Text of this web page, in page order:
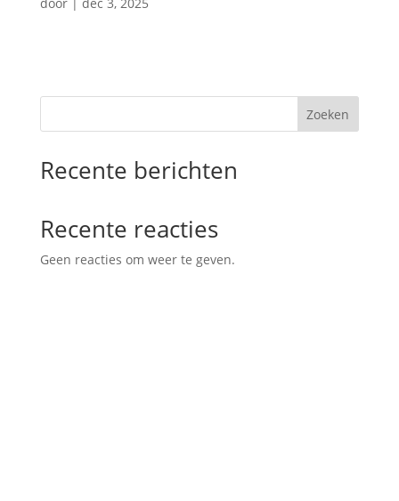
Zoeken
Recente berichten
Recente reacties
Geen reacties om weer te geven.